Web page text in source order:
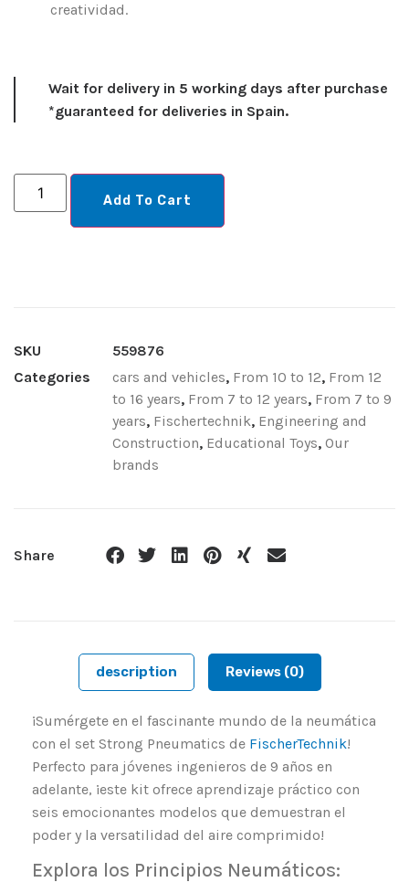
creatividad.
Wait for delivery in 5 working days after purchase
*guaranteed for deliveries in Spain.
Add To Cart
SKU
559876
Categories
cars and vehicles, From 10 to 12, From 12
to 16 years, From 7 to 12 years, From 7 to 9
years, Fischertechnik, Engineering and
Construction, Educational Toys, Our
brands
Share
description Reviews (0)
¡Sumérgete en el fascinante mundo de la neumática
con el set Strong Pneumatics de FischerTechnik!
Perfecto para jóvenes ingenieros de 9 años en
adelante, ¡este kit ofrece aprendizaje práctico con
seis emocionantes modelos que demuestran el
poder y la versatilidad del aire comprimido!
Explora los Principios Neumáticos: